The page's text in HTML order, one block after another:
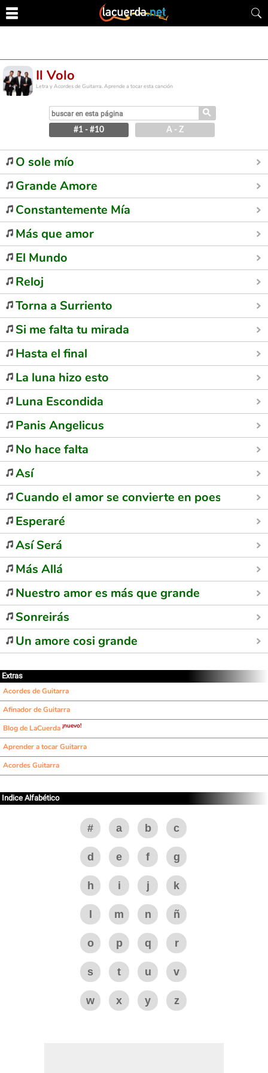
Il Volo
Letra y Acordes de Guitarra. Aprende a tocar esta canción
⚲
#1 - #10 A - Z
O sole mío
Grande Amore
Constantemente Mía
Más que amor
El Mundo
Reloj
Torna a Surriento
Si me falta tu mirada
Hasta el final
La luna hizo esto
Luna Escondida
Panis Angelicus
No hace falta
Así
Cuando el amor se convierte en poesía
Esperaré
Así Será
Más Allá
Nuestro amor es más que grande
Sonreirás
Un amore cosi grande
Extras
Acordes de Guitarra
Afinador de Guitarra
Blog de LaCuerda ¡nuevo!
Aprender a tocar Guitarra
Acordes Guitarra
Indice Alfabético
# a b c
d e f g
h i j k
m n ñ
o p q r
s t u v
w x y z